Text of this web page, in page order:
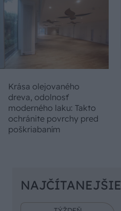
Krása olejovaného
dreva, odolnosť
moderného laku: Takto
ochránite povrchy pred
poškriabaním
NAJČÍTANEJŠIE